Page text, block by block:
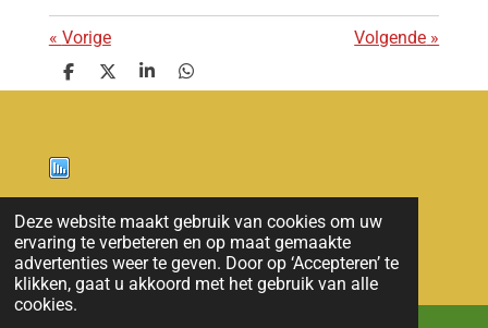
Deze website maakt gebruik van cookies om uw
ervaring te verbeteren en op maat gemaakte
advertenties weer te geven. Door op ‘Accepteren’ te
klikken, gaat u akkoord met het gebruik van alle
cookies.
« Vorige Volgende »
D
e
D
e
S
h
D
e
Nieuws
© 2011 - 2026 overloon nieuws